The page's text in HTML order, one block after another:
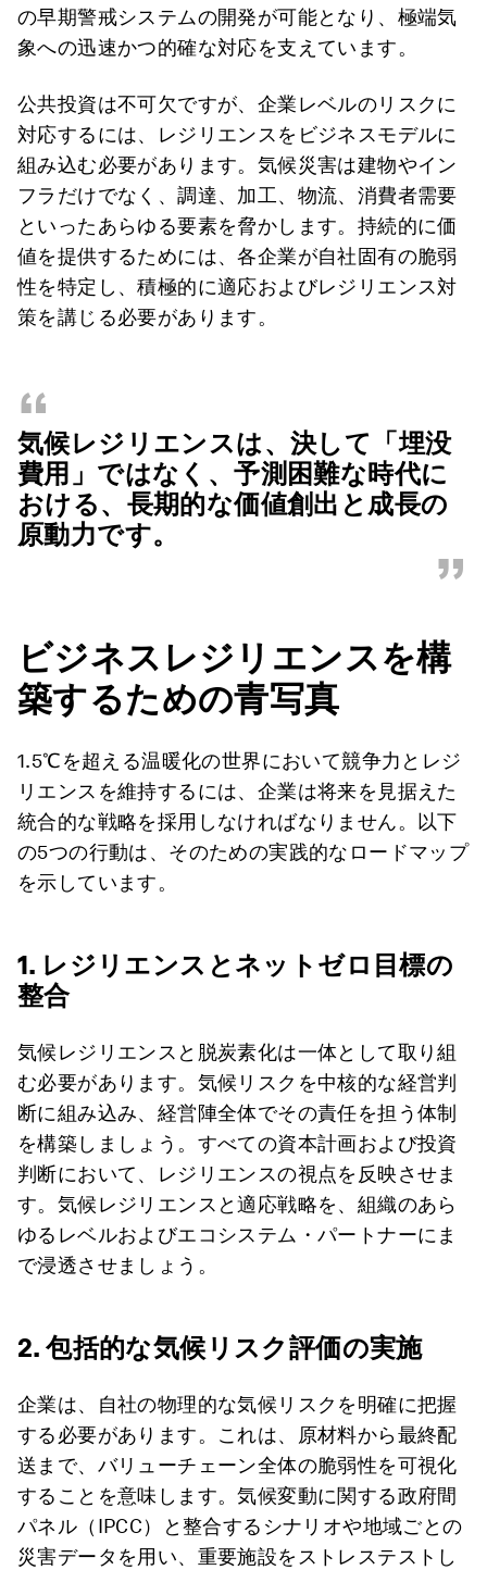
の早期警戒システムの開発が可能となり、極端気
象への迅速かつ的確な対応を支えています。
公共投資は不可欠ですが、企業レベルのリスクに
対応するには、レジリエンスをビジネスモデルに
組み込む必要があります。気候災害は建物やイン
フラだけでなく、調達、加工、物流、消費者需要
といったあらゆる要素を脅かします。持続的に価
値を提供するためには、各企業が自社固有の脆弱
性を特定し、積極的に適応およびレジリエンス対
策を講じる必要があります。
“
気候レジリエンスは、決して「埋没
費用」ではなく、予測困難な時代に
おける、長期的な価値創出と成長の
原動力です。
”
ビジネスレジリエンスを構
築するための青写真
1.5℃を超える温暖化の世界において競争力とレジ
リエンスを維持するには、企業は将来を見据えた
統合的な戦略を採用しなければなりません。以下
の5つの行動は、そのための実践的なロードマップ
を示しています。
1. レジリエンスとネットゼロ目標の
整合
気候レジリエンスと脱炭素化は一体として取り組
む必要があります。気候リスクを中核的な経営判
断に組み込み、経営陣全体でその責任を担う体制
を構築しましょう。すべての資本計画および投資
判断において、レジリエンスの視点を反映させま
す。気候レジリエンスと適応戦略を、組織のあら
ゆるレベルおよびエコシステム・パートナーにま
で浸透させましょう。
2. 包括的な気候リスク評価の実施
企業は、自社の物理的な気候リスクを明確に把握
する必要があります。これは、原材料から最終配
送まで、バリューチェーン全体の脆弱性を可視化
することを意味します。気候変動に関する政府間
パネル（IPCC）と整合するシナリオや地域ごとの
災害データを用い、重要施設をストレステストし